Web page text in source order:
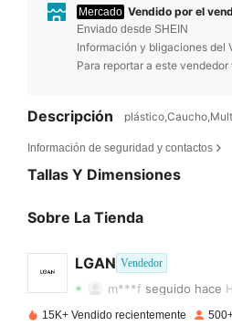
Mercado Vendido por el
Enviado desde SHEIN
Información y bligaciones del
Para reportar a este
Descripción
Información de seguridad y contactos
Tallas Y Dimensiones
Sobre La Tienda
LGAN Vendedor
4,85
4,85
4,85
m***f seguido hace
15K+ Vendido recientemente